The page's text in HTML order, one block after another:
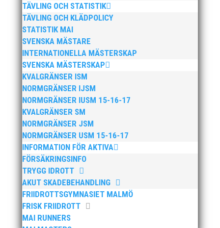
TÄVLING OCH STATISTIK
TÄVLING OCH KLÄDPOLICY
STATISTIK MAI
SVENSKA MÄSTARE
INTERNATIONELLA MÄSTERSKAP
SVENSKA MÄSTERSKAP
KVALGRÄNSER ISM
NORMGRÄNSER IJSM
NORMGRÄNSER IUSM 15-16-17
KVALGRÄNSER SM
NORMGRÄNSER JSM
NORMGRÄNSER USM 15-16-17
INFORMATION FÖR AKTIVA
FÖRSÄKRINGSINFO
TRYGG IDROTT
AKUT SKADEBEHANDLING
FRIIDROTTSGYMNASIET MALMÖ
FRISK FRIIDROTT
MAI RUNNERS
Höllviken tidigare. I fortsättningen blir det dock
friidrott...
Efter att årsmötet avslutats följde en kväll med
stipendieutdelning, mat och underhållning. Bilder
från denna del hittar ni i länken nedan. Stort tack till
Bengt Bendéus som möjliggjorde och generöst
finansierade denna del av kvällen. Fler bilder från
MAI:s Årsmöte...